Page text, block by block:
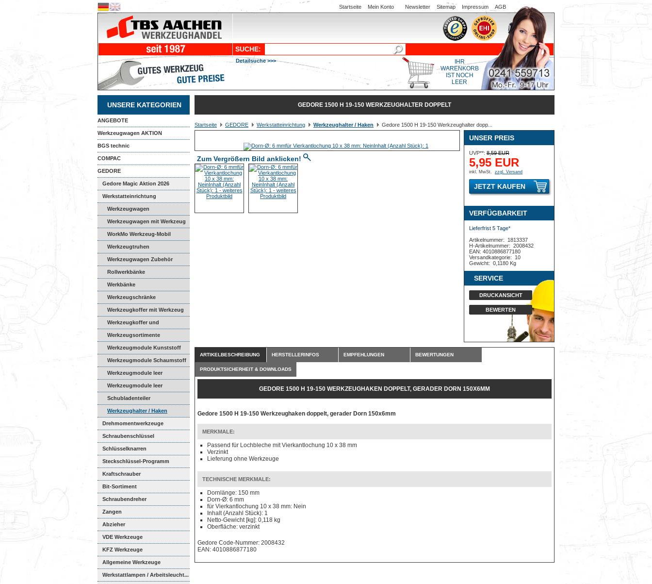
Startseite Mein Konto Newsletter Sitemap Impressum AGB
SUCHE:
Detailsuche >>>
IHR
WARENKORB
IST NOCH
LEER
UNSERE KATEGORIEN
ANGEBOTE
Werkzeugwagen AKTION
BGS technic
COMPAC
GEDORE
Gedore Magic Aktion 2026
Werkstatteinrichtung
Werkzeugwagen
Werkzeugwagen mit Werkzeug
WorkMo Werkzeug-Mobil
Werkzeugtruhen
Werkzeugwagen Zubehör
Rollwerkbänke
Werkbänke
Werkzeugschränke
Werkzeugkoffer mit Werkzeug
Werkzeugkoffer und
Werkzeugta...
Werkzeugsortimente
Werkzeugmodule Kunststoff
Werkzeugmodule Schaumstoff
Werkzeugmodule leer
Kunststof...
Werkzeugmodule leer
Schaumsto...
Schubladenteiler
Werkzeughalter / Haken
Drehmomentwerkzeuge
Schraubenschlüssel
Schlüsselknarren
Steckschlüssel-Programm
Kraftschrauber
Bit-Sortiment
Schraubendreher
Zangen
Abzieher
VDE Werkzeuge
KFZ Werkzeuge
Allgemeine Werkzeuge
Werkstattlampen / Arbeitsleucht...
GEDORE 1500 H 19-150 WERKZEUGHALTER DOPPELT
Startseite GEDORE Werkstatteinrichtung Werkzeughalter / Haken Gedore 1500 H 19-150 Werkzeughalter dopp...
Zum Vergrößern Bild anklicken!
UNSER PREIS
UVP**: 8,59 EUR
5,95 EUR
inkl. MwSt. zzgl. Versand
JETZT KAUFEN
VERFÜGBARKEIT
Lieferfrist 5 Tage*
Artikelnummer:
1813337
H-Artikelnummer: 2008432
EAN: 4010886877180
Versandkategorie:
10
Gewicht: 0,1180 Kg
SERVICE
DRUCKANSICHT
BEWERTEN
ARTIKELBESCHREIBUNG HERSTELLERINFOS EMPFEHLUNGEN BEWERTUNGEN
PRODUKTSICHERHEIT & DOWNLOADS
GEDORE 1500 H 19-150 WERKZEUGHAKEN DOPPELT, GERADER DORN 150X6MM
Gedore 1500 H 19-150 Werkzeughaken doppelt, gerader Dorn 150x6mm
MERKMALE:
Passend für Lochbleche mit Vierkantlochung 10 x 38 mm
Verzinkt
Lieferung ohne Werkzeuge
TECHNISCHE MERKMALE:
Dornlänge: 150 mm
Dorn-Ø: 6 mm
für Vierkantlochung 10 x 38 mm: Nein
Inhalt (Anzahl Stück): 1
Netto-Gewicht [kg]: 0,118 kg
Oberfläche: verzinkt
Gedore Code-Nummer: 2008432
EAN: 4010886877180